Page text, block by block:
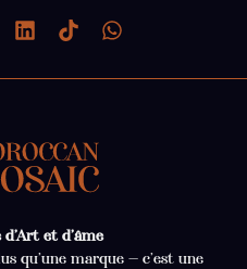
et d’âme
qu’une marque — c’est une